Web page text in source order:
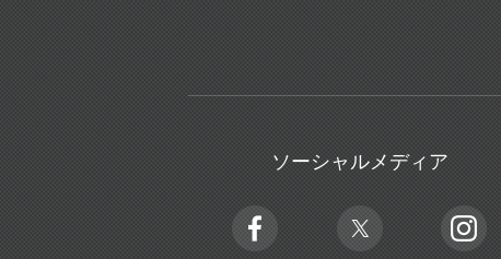
ソーシャルメディア